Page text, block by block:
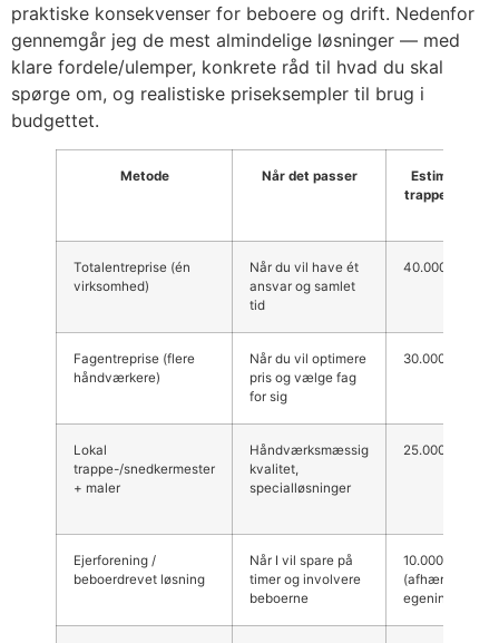
praktiske konsekvenser for beboere og drift. Nedenfor
gennemgår jeg de mest almindelige løsninger — med
klare fordele/ulemper, konkrete råd til hvad du skal
spørge om, og realistiske priseksempler til brug i
budgettet.
Metode Når det passer
Estimeret
trappeopgang
Totalentreprise (én
virksomhed)
Når du vil have ét
ansvar og samlet
tid
Fagentreprise (flere
håndværkere)
Når du vil optimere
pris og vælge fag
for sig
Lokal
trappe-/snedkermester
+ maler
Håndværksmæssig
kvalitet,
specialløsninger
Ejerforening /
beboerdrevet løsning
Når I vil spare på
timer og involvere
beboerne
(afhængig af
egenindsats)